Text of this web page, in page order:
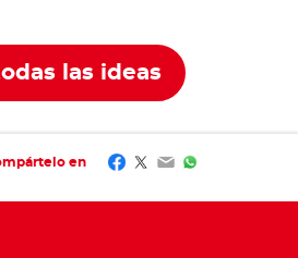
las ideas
en Facebook
Twitter
EmailWhatsApp